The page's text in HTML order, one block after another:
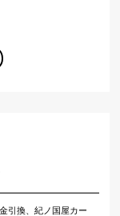
引換、紀ノ国屋カー